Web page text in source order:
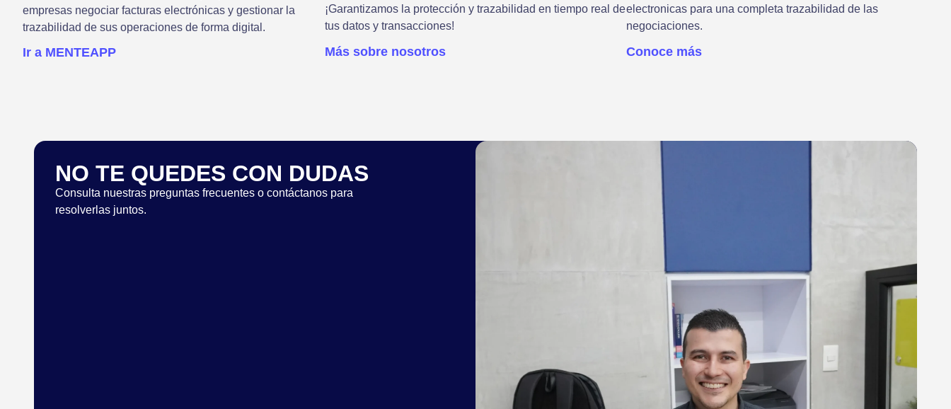
empresas negociar facturas electrónicas y gestionar la
trazabilidad de sus operaciones de forma digital.
Ir a MENTEAPP
¡Garantizamos la protección y trazabilidad en tiempo real de
tus datos y transacciones!
Más sobre nosotros
electronicas para una completa trazabilidad de las
negociaciones.
Conoce más
NO TE QUEDES CON DUDAS
Consulta nuestras preguntas frecuentes o contáctanos para
resolverlas juntos.